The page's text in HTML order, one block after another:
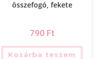
összefogó, fekete
790 Ft
Kosárba teszem